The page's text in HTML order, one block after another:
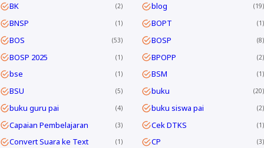
BK 2 blog 19
BNSP 1 BOPT 1
BOS 53 BOSP 8
BOSP 2025 1 BPOPP 2
bse 1 BSM 1
BSU 5 buku 20
buku guru pai 4 buku siswa pai 2
Capaian Pembelajaran 3 Cek DTKS 1
Convert Suara ke Text 1 CP 3